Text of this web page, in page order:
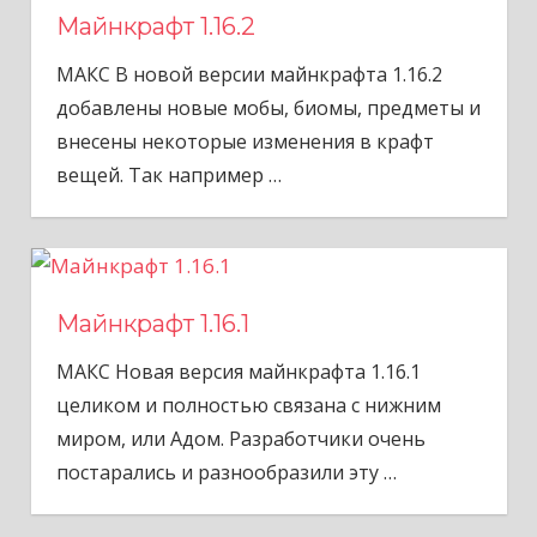
Майнкрафт 1.16.2
МАКС В новой версии майнкрафта 1.16.2
добавлены новые мобы, биомы, предметы и
внесены некоторые изменения в крафт
вещей. Так например …
Майнкрафт 1.16.1
МАКС Новая версия майнкрафта 1.16.1
целиком и полностью связана с нижним
миром, или Адом. Разработчики очень
постарались и разнообразили эту…